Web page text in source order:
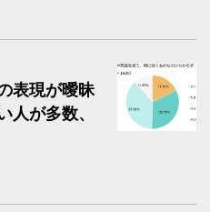
表現が曖昧
人が多数、